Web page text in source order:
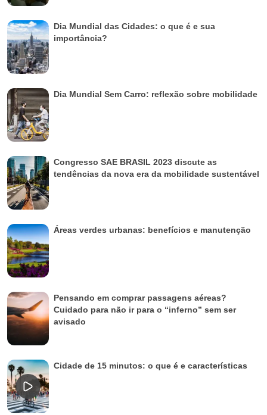
Dia Mundial das Cidades: o que é e sua
importância?
Dia Mundial Sem Carro: reflexão sobre mobilidade
Congresso SAE BRASIL 2023 discute as
tendências da nova era da mobilidade sustentável
Áreas verdes urbanas: benefícios e manutenção
Pensando em comprar passagens aéreas?
Cuidado para não ir para o “inferno” sem ser
avisado
Cidade de 15 minutos: o que é e características